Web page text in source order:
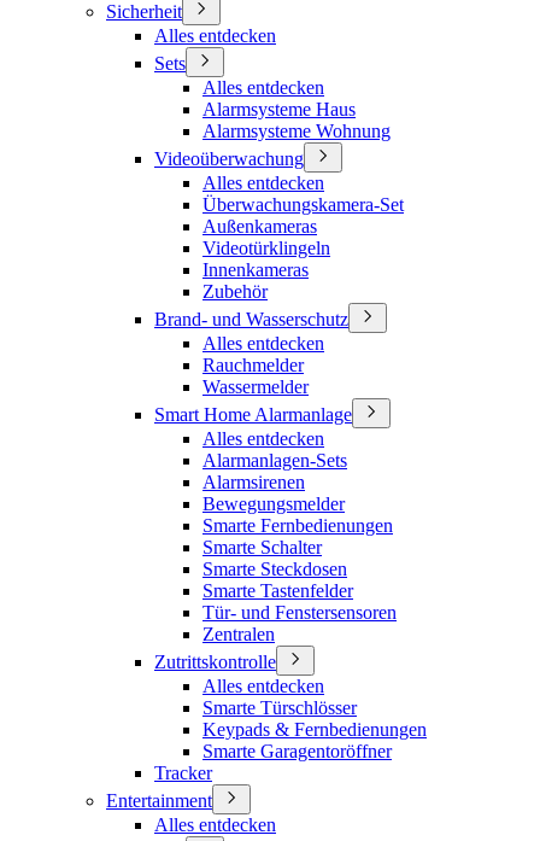
Sicherheit
Alles entdecken
Sets
Alles entdecken
Alarmsysteme Haus
Alarmsysteme Wohnung
Videoüberwachung
Alles entdecken
Überwachungskamera-Set
Außenkameras
Videotürklingeln
Innenkameras
Zubehör
Brand- und Wasserschutz
Alles entdecken
Rauchmelder
Wassermelder
Smart Home Alarmanlage
Alles entdecken
Alarmanlagen-Sets
Alarmsirenen
Bewegungsmelder
Smarte Fernbedienungen
Smarte Schalter
Smarte Steckdosen
Smarte Tastenfelder
Tür- und Fenstersensoren
Zentralen
Zutrittskontrolle
Alles entdecken
Smarte Türschlösser
Keypads & Fernbedienungen
Smarte Garagentoröffner
Tracker
Entertainment
Alles entdecken